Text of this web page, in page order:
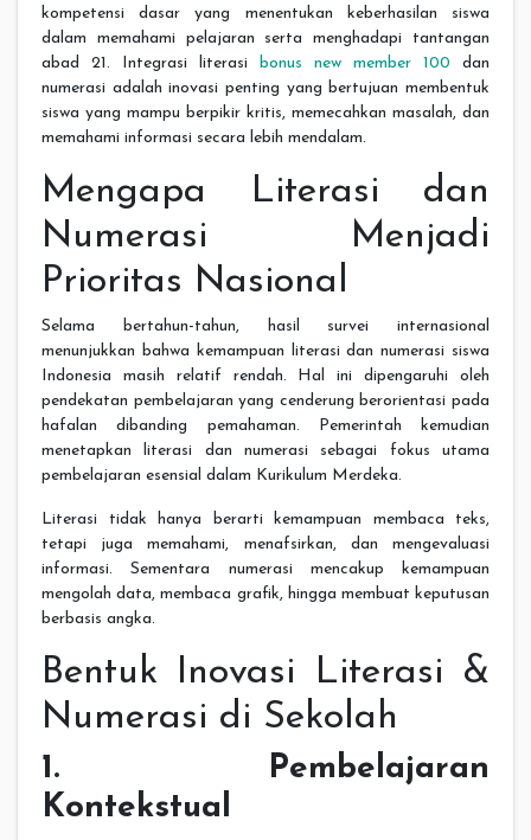
kompetensi dasar yang menentukan keberhasilan siswa
dalam memahami pelajaran serta menghadapi tantangan
abad 21. Integrasi literasi bonus new member 100 dan
numerasi adalah inovasi penting yang bertujuan membentuk
siswa yang mampu berpikir kritis, memecahkan masalah, dan
memahami informasi secara lebih mendalam.
Mengapa Literasi dan
Numerasi Menjadi
Prioritas Nasional
Selama bertahun-tahun, hasil survei internasional
menunjukkan bahwa kemampuan literasi dan numerasi siswa
Indonesia masih relatif rendah. Hal ini dipengaruhi oleh
pendekatan pembelajaran yang cenderung berorientasi pada
hafalan dibanding pemahaman. Pemerintah kemudian
menetapkan literasi dan numerasi sebagai fokus utama
pembelajaran esensial dalam Kurikulum Merdeka.
Literasi tidak hanya berarti kemampuan membaca teks,
tetapi juga memahami, menafsirkan, dan mengevaluasi
informasi. Sementara numerasi mencakup kemampuan
mengolah data, membaca grafik, hingga membuat keputusan
berbasis angka.
Bentuk Inovasi Literasi &
Numerasi di Sekolah
1. Pembelajaran
Kontekstual